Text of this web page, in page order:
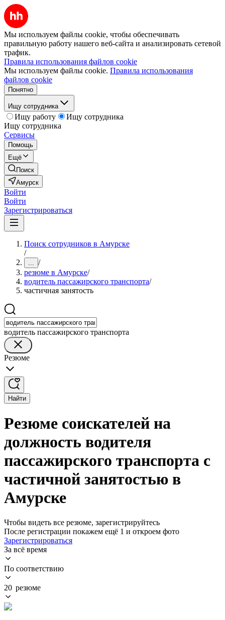
Мы используем файлы cookie, чтобы обеспечивать
правильную работу нашего веб-сайта и анализировать сетевой
трафик.
Правила использования файлов cookie
Мы используем файлы cookie. Правила использования
файлов cookie
Понятно
Ищу сотрудника
Ищу работу
Ищу сотрудника
Ищу сотрудника
Сервисы
Помощь
Ещё
Поиск
Амурск
Войти
Войти
Зарегистрироваться
Поиск сотрудников в Амурске
/
... /
резюме в Амурске/
водитель пассажирского транспорта/
частичная занятость
водитель пассажирского транспорта
Резюме
Найти
Резюме соискателей на
должность водителя
пассажирского транспорта с
частичной занятостью в
Амурске
Чтобы видеть все резюме, зарегистрируйтесь
После регистрации покажем ещё 1 и откроем фото
Зарегистрироваться
За всё время
По соответствию
20 резюме